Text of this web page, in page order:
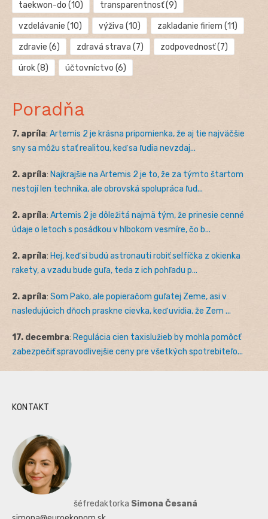
taekwon-do (10) transparentnosť(9)
vzdelávanie (10) výživa (10) zakladanie firiem (11)
zdravie (6) zdravá strava (7) zodpovednosť(7)
úrok(8) účtovníctvo (6)
Poradňa
7. apríla: Artemis 2 je krásna pripomienka, že aj tie najväčšie
sny sa môžu stať realitou, keď sa ľudia nevzdaj...
2. apríla: Najkrajšie na Artemis 2 je to, že za týmto štartom
nestojí len technika, ale obrovská spolupráca ľud...
2. apríla: Artemis 2 je dôležitá najmä tým, že prinesie cenné
údaje o letoch s posádkou v hlbokom vesmíre, čo b...
2. apríla: Hej, keď si budú astronauti robiť selfíčka z okienka
rakety, a vzadu bude guľa, teda z ich pohľadu p...
2. apríla: Som Pako, ale popieračom guľatej Zeme, asi v
nasledujúcich dňoch praskne cievka, keď uvidia, že Zem ...
17. decembra: Regulácia cien taxislužieb by mohla pomôcť
zabezpečiť spravodlivejšie ceny pre všetkých spotrebiteľo...
KONTAKT
šéfredaktorka Simona Česaná